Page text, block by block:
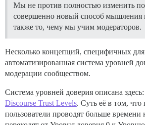
Мы не против полностью изменить
совершенно новый способ мышления
также то, чему мы учим модераторов.
Несколько концепций, специфичных
автоматизированная система уровней
модерации сообществом.
Система уровней доверия описана здесь:
Discourse Trust Levels. Суть её в том, что
пользователи проводят больше